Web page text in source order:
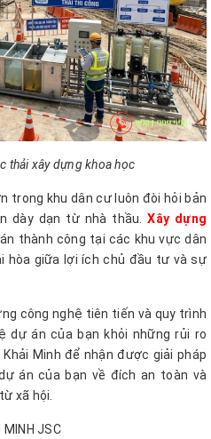
thải xây dựng khoa học
trong khu dân cư luôn đòi hỏi bản
dày dạn từ nhà thầu.Xây dựng
thành công tại các khu vực dân
hòa giữa lợi ích chủ đầu tư và sự
công nghệ tiên tiến và quy trình
dự án của bạn khỏi những rủi ro
Minh để nhận được giải pháp
án của bạn về đích an toàn và
xã hội.
MINH JSC